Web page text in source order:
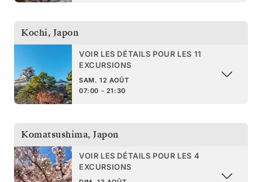
Kochi, Japon
VOIR LES DÉTAILS POUR LES 11
EXCURSIONS
SAM. 12 AOÛT
07:00 - 21:30
Komatsushima, Japon
VOIR LES DÉTAILS POUR LES 4
EXCURSIONS